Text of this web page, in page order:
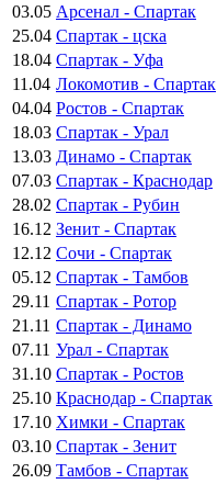
03.05 Арсенал - Спартак
25.04 Спартак - цска
18.04 Спартак - Уфа
11.04 Локомотив - Спартак
04.04 Ростов - Спартак
18.03 Спартак - Урал
13.03 Динамо - Спартак
07.03 Спартак - Краснодар
28.02 Спартак - Рубин
16.12 Зенит - Спартак
12.12 Сочи - Спартак
05.12 Спартак - Тамбов
29.11 Спартак - Ротор
21.11 Спартак - Динамо
07.11 Урал - Спартак
31.10 Спартак - Ростов
25.10 Краснодар - Спартак
17.10 Химки - Спартак
03.10 Спартак - Зенит
26.09 Тамбов - Спартак